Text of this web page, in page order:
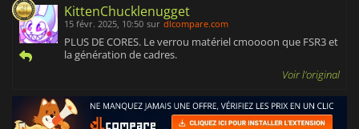
KittenChucklenugget
15 févr. 2025, 10:50 sur dlcompare.com
PLUS DE CORES. Le verrou matériel cmoooon que FSR3 et
la génération de cadres.
Voir l'original